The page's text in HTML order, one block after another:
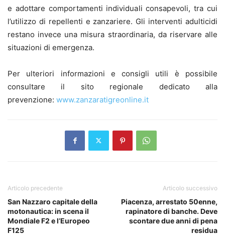
e adottare comportamenti individuali consapevoli, tra cui
l’utilizzo di repellenti e zanzariere. Gli interventi adulticidi
restano invece una misura straordinaria, da riservare alle
situazioni di emergenza.
Per ulteriori informazioni e consigli utili è possibile
consultare il sito regionale dedicato alla
prevenzione: www.zanzaratigreonline.it
Articolo precedente
San Nazzaro capitale della
motonautica: in scena il
Mondiale F2 e l’Europeo
F125
Articolo successivo
Piacenza, arrestato 50enne,
rapinatore di banche. Deve
scontare due anni di pena
residua